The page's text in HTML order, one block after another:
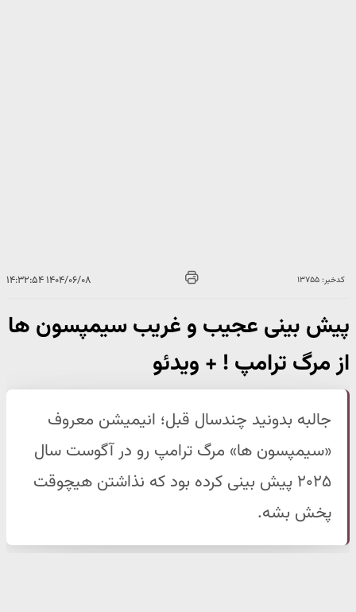
کدخبر: ۱۳۷۵۵ ۱۴۰۴/۰۶/۰۸ ۱۴:۳۲:۵۴
پیش بینی عجیب و غریب سیمپسون ها
از مرگ ترامپ ! + ویدئو
جالبه بدونید چندسال قبل؛ انیمیشن معروف
«سیمپسون ها» مرگ ترامپ رو در آگوست سال
۲۰۲۵ پیش بینی کرده بود که نذاشتن هیچوقت
پخش بشه.